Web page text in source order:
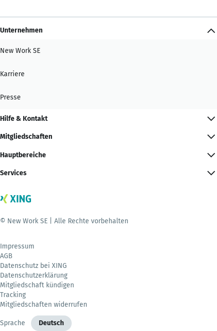
Unternehmen
New Work SE
Karriere
Presse
Hilfe & Kontakt
Mitgliedschaften
Hauptbereiche
Services
© New Work SE | Alle Rechte vorbehalten
Impressum
AGB
Datenschutz bei XING
Datenschutzerklärung
Mitgliedschaft kündigen
Tracking
Mitgliedschaften widerrufen
Sprache Deutsch